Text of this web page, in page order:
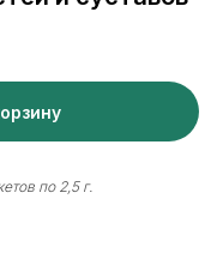
по 2,5 г.